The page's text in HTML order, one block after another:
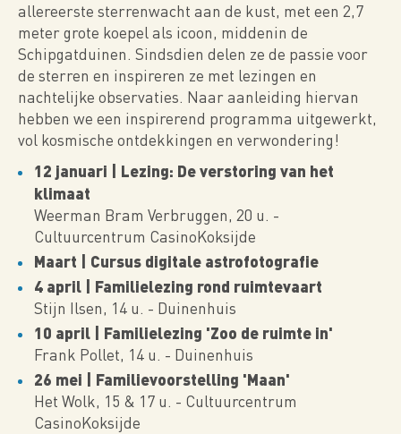
allereerste sterrenwacht aan de kust, met een 2,7
meter grote koepel als icoon, middenin de
Schipgatduinen. Sindsdien delen ze de passie voor
de sterren en inspireren ze met lezingen en
nachtelijke observaties. Naar aanleiding hiervan
hebben we een inspirerend programma uitgewerkt,
vol kosmische ontdekkingen en verwondering!
12 januari | Lezing: De verstoring van het
klimaat
Weerman Bram Verbruggen, 20 u. -
Cultuurcentrum CasinoKoksijde
Maart | Cursus digitale astrofotografie
4 april | Familielezing rond ruimtevaart
Stijn Ilsen, 14 u. - Duinenhuis
10 april | Familielezing 'Zoo de ruimte in'
Frank Pollet, 14 u. - Duinenhuis
26 mei | Familievoorstelling 'Maan'
Het Wolk, 15 & 17 u. - Cultuurcentrum
CasinoKoksijde